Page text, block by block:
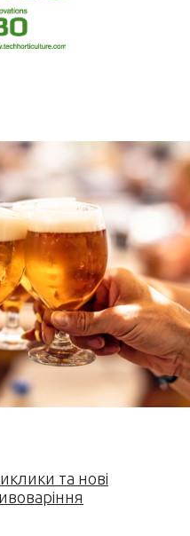
та нові